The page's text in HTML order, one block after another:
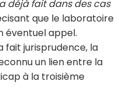
déjà fait dans des cas
que le laboratoire
éventuel appel.
fait jurisprudence, la
un lien entre la
à la troisième